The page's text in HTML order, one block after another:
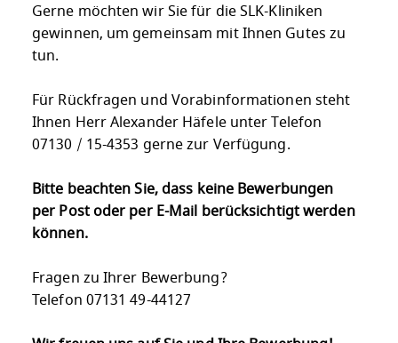
Gerne möchten wir Sie für die SLK-Kliniken
gewinnen, um gemeinsam mit Ihnen Gutes zu
tun.
Für Rückfragen und Vorabinformationen steht
Ihnen Herr Alexander Häfele unter Telefon
07130 / 15-4353 gerne zur Verfügung.
Bitte beachten Sie, dass keine Bewerbungen
per Post oder per E-Mail berücksichtigt werden
können.
Fragen zu Ihrer Bewerbung?
Telefon 07131 49-44127